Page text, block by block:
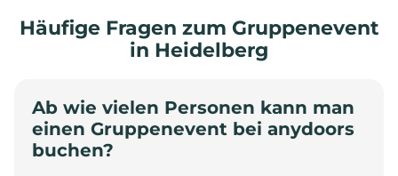
Häufige Fragen zum Gruppenevent
in Heidelberg
Ab wie vielen Personen kann man
einen Gruppenevent bei anydoors
buchen?